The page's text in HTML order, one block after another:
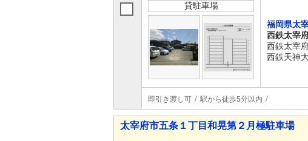
貸駐車場
福岡県太
西鉄太宰
西鉄太宰
西鉄天神
即引き渡し可 駅から徒歩5分以内
太宰府市五条１丁目和晃第２月極駐車場